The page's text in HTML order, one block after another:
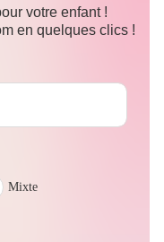
votre enfant !
en quelques clics !
Mixte